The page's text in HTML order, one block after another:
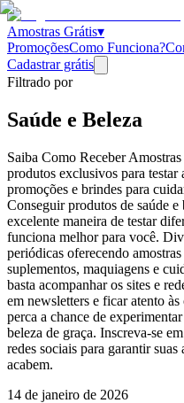
Amostras Grátis▾
PromoçõesComo Funciona?
Cadastrar grátis
Filtrado por
Saúde e Beleza
Saiba Como Receber
produtos exclusivos para testar
promoções e brindes para
Conseguir produtos de saúde
excelente maneira de testar
funciona melhor para você.
periódicas oferecendo
suplementos, maquiagens e
basta acompanhar os sites e
em newsletters e ficar atento
perca a chance de
beleza de graça. Inscreva-se
redes sociais para garantir suas
acabem.
14 de janeiro de 2026